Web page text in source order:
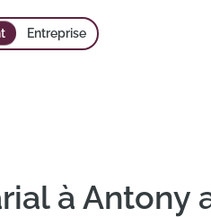
Entreprise
à Antony